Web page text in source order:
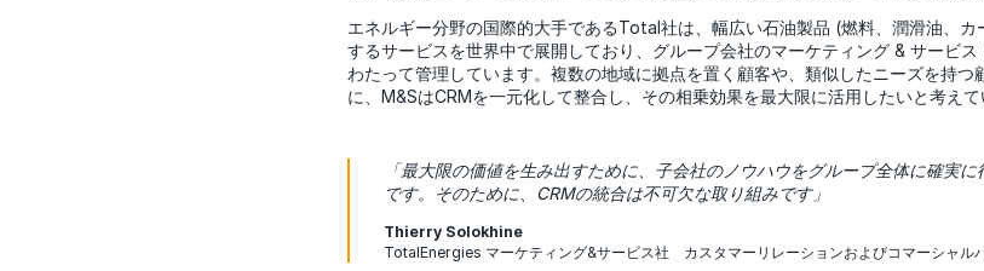
エネルギー分野の国際的大手であるTotal社は、幅広い石油製品 (燃料、潤滑油、
するサービスを世界中で展開しており、グループ会社のマーケティング & サービ
わたって管理しています。複数の地域に拠点を置く顧客や、類似したニーズを持
に、M&SはCRMを一元化して整合し、その相乗効果を最大限に活用したいと考えて
「最大限の価値を生み出すために、子会社のノウハウをグループ全体に確実
です。そのために、CRMの統合は不可欠な取り組みです」
Thierry Solokhine
TotalEnergies マーケティング&サービス社 カスタマーリレーションおよびコマーシャル